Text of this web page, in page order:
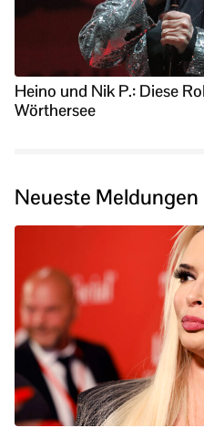
Heino und Nik P.: Diese
Wörthersee
Neueste Meldungen